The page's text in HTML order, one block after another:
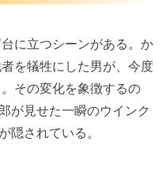
に立つシーンがある。か
を犠牲にした男が、今度
その変化を象徴するの
が見せた一瞬のウインク
隠されている。